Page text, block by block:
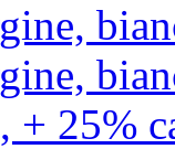
+ 25%